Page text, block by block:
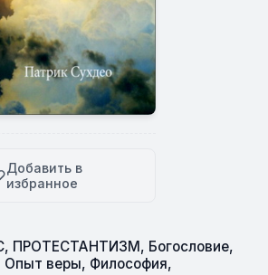
Добавить в
избранное
, ПРОТЕСТАНТИЗМ , Богословие,
Опыт веры, Философия,